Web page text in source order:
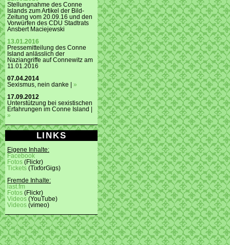
Stellungnahme des Conne
Islands zum Artikel der Bild-
Zeitung vom 20.09.16 und den
Vorwürfen des CDU Stadtrats
Ansbert Maciejewski
13.01.2016
Pressemitteilung des Conne
Island anlässlich der
Naziangriffe auf Connewitz am
11.01.2016
07.04.2014
Sexismus, nein danke | »
17.09.2012
Unterstützung bei sexistischen
Erfahrungen im Conne Island |
»
LINKS
Eigene Inhalte:
Facebook
Fotos (Flickr)
Tickets (TixforGigs)
Fremde Inhalte:
last.fm
Fotos (Flickr)
Videos (YouTube)
Videos (vimeo)